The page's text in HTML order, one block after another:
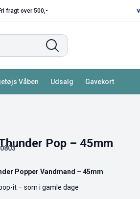
fragt over 500,-
Våben Udsalg Gavekort
Pop – 45mm
Popper Vandmand – 45mm
it – som i gamle dage